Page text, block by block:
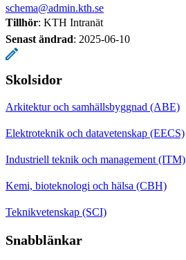
schema@admin.kth.se
Tillhör: KTH Intranät
Senast ändrad: 2025-06-10
Skolsidor
Arkitektur och samhällsbyggnad (ABE)
Elektroteknik och datavetenskap (EECS)
Industriell teknik och management (ITM)
Kemi, bioteknologi och hälsa (CBH)
Teknikvetenskap (SCI)
Snabblänkar